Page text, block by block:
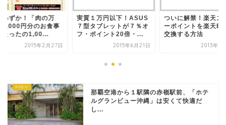
わずか！「肉の万
3,000円分のお食事
たったの1,00...
2015年2月27日
実質１万円以下！ASUS
７型タブレットが７％オ
フ・ポイント20倍・...
2015年6月21日
ついに解禁！楽天ス
ーポイントを楽天
交換する方法
2013年5
那覇空港から１駅隣の赤嶺駅前、「ホテ
ルグランビュー沖縄」は安くて快適だ
し...